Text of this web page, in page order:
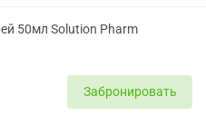
50мл Solution Pharm
Забронировать